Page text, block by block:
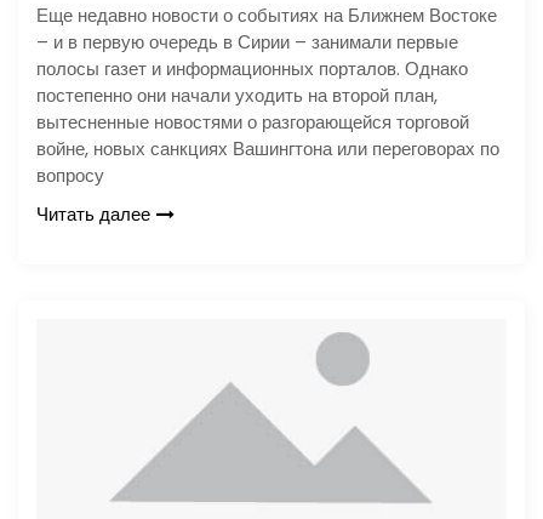
Еще недавно новости о событиях на Ближнем Востоке
– и в первую очередь в Сирии – занимали первые
полосы газет и информационных порталов. Однако
постепенно они начали уходить на второй план,
вытесненные новостями о разгорающейся торговой
войне, новых санкциях Вашингтона или переговорах по
вопросу
Читать далее